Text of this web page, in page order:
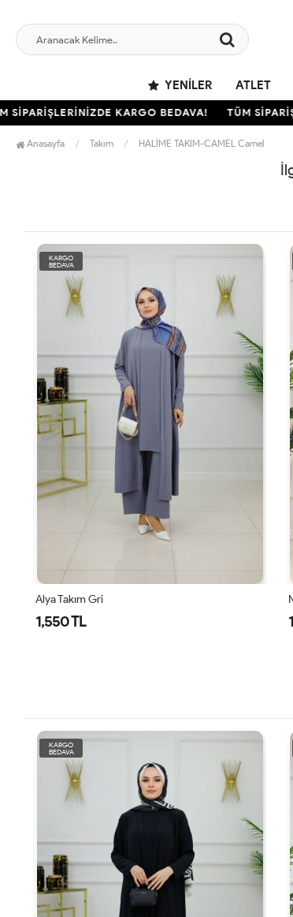
YENILER ATLET
KARGO BEDAVA! TÜM
Anasayfa Takım HALİME TAKIM-CAMEL Camel
KARGO
BEDAVA
MASAL TAKIM - KAHVERENGİ
1,550 TL
KARGO
BEDAVA